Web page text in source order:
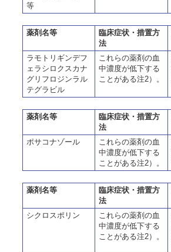
等
薬剤名等
臨床症状・措置方
法
ラモトリギンデフ
ェラシロクスカナ
グリフロジンラル
テグラビル
これらの薬剤の血
中濃度が低下する
ことがある注2）。
薬剤名等
臨床症状・措置方
法
ポサコナゾール
これらの薬剤の血
中濃度が低下する
ことがある注2）。
薬剤名等
臨床症状・措置方
法
シクロスポリン
これらの薬剤の血
中濃度が低下する
ことがある注2）。